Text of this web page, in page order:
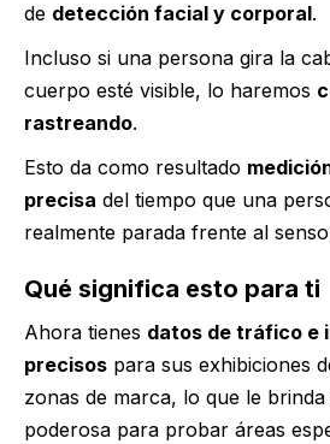
de detección facial y corporal.
Incluso si una persona gira la
cuerpo esté visible, lo haremos
rastreando.
Esto da como resultado
precisa del tiempo que una
realmente parada frente al
Qué significa esto para ti
Ahora tienes datos de tráfico e
precisos para sus exhibiciones
zonas de marca, lo que le
poderosa para probar áreas